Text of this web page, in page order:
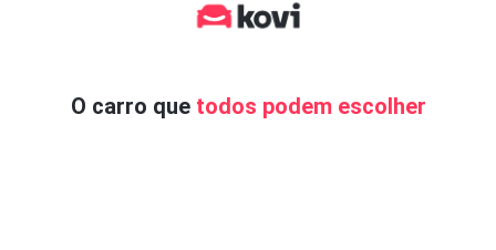
O carro que todos podem escolher